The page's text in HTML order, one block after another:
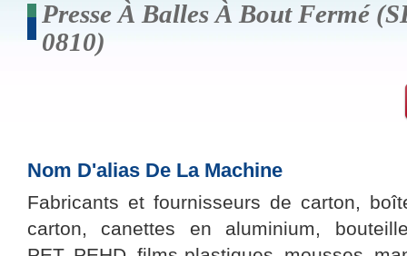
Presse À Balles À Bout Fermé
0810)
Nom D'alias De La Machine
Fabricants et fournisseurs de carton,
carton, canettes en aluminium,